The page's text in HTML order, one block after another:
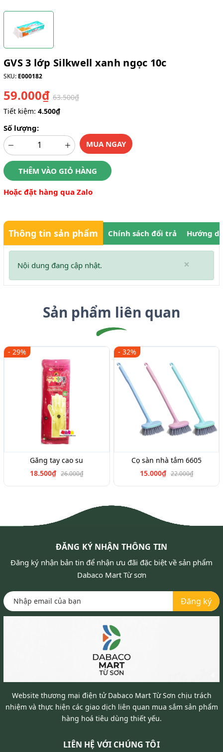
GVS 3 lớp Silkwell xanh ngọc 10c
SKU: E000182
59.000₫ 63.500₫
Tiết kiệm: 4.500₫
Số lượng:
MUA NGAY
THÊM VÀO GIỎ HÀNG
Hoặc đặt hàng qua Zalo
Thông tin sản phẩm Chính sách đổi trả Hướng
×
Nội dung đang cập nhật.
Sản phẩm liên quan
- 29%
Găng tay cao su
18.500₫ 26.000₫
- 32%
Cọ sàn nhà tắm 6605
15.000₫ 22.000₫
ĐĂNG KÝ NHẬN THÔNG TIN
Đăng ký nhận bản tin để nhận ưu đãi đặc biệt về sản phẩm
Dabaco Mart Từ sơn
Đăng ký
Website thương mại điện tử Dabaco Mart Từ Sơn chịu trách
nhiệm và thực hiện các giao dịch liên quan mua sắm sản phẩm
hàng hoá tiêu dùng thiết yếu.
LIÊN HỆ VỚI CHÚNG TÔI